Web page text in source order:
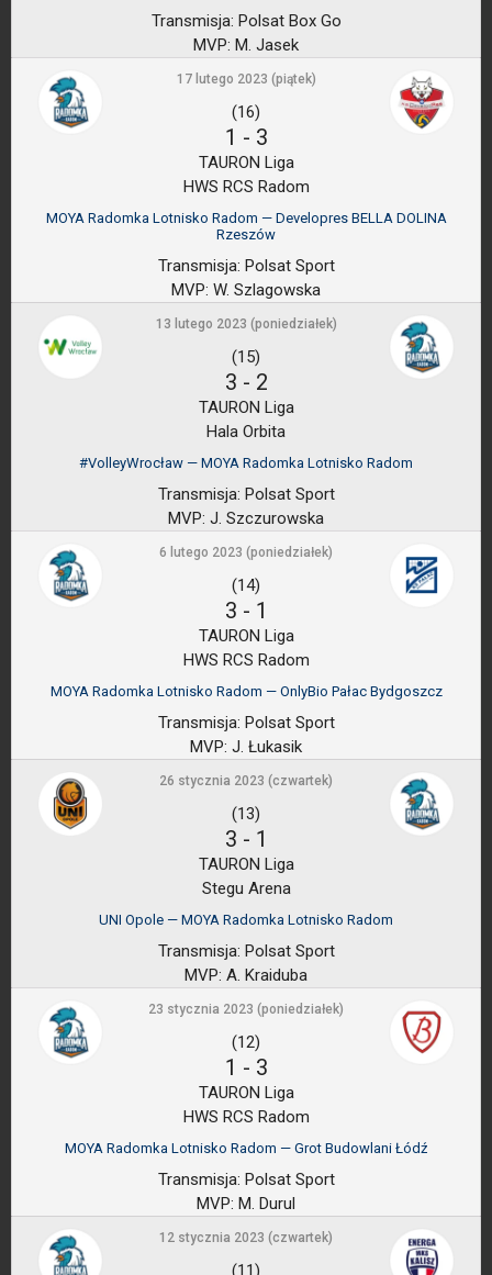
Transmisja: Polsat Box Go
MVP: M. Jasek
17 lutego 2023 (piątek)
(16)
1 - 3
TAURON Liga
HWS RCS Radom
MOYA Radomka Lotnisko Radom — Developres BELLA DOLINA
Rzeszów
Transmisja: Polsat Sport
MVP: W. Szlagowska
13 lutego 2023 (poniedziałek)
(15)
3 - 2
TAURON Liga
Hala Orbita
#VolleyWrocław — MOYA Radomka Lotnisko Radom
Transmisja: Polsat Sport
MVP: J. Szczurowska
6 lutego 2023 (poniedziałek)
(14)
3 - 1
TAURON Liga
HWS RCS Radom
MOYA Radomka Lotnisko Radom — OnlyBio Pałac Bydgoszcz
Transmisja: Polsat Sport
MVP: J. Łukasik
26 stycznia 2023 (czwartek)
(13)
3 - 1
TAURON Liga
Stegu Arena
UNI Opole — MOYA Radomka Lotnisko Radom
Transmisja: Polsat Sport
MVP: A. Kraiduba
23 stycznia 2023 (poniedziałek)
(12)
1 - 3
TAURON Liga
HWS RCS Radom
MOYA Radomka Lotnisko Radom — Grot Budowlani Łódź
Transmisja: Polsat Sport
MVP: M. Durul
12 stycznia 2023 (czwartek)
(11)